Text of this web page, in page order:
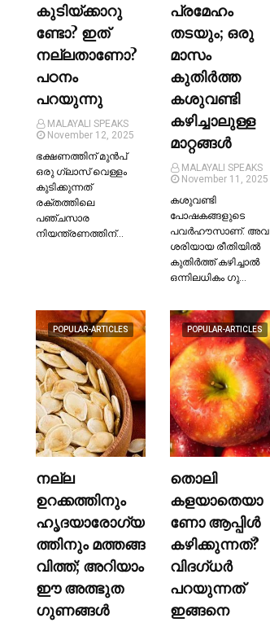
കുടിയ്ക്കാറു
ണ്ടോ? ഇത്
നല്ലതാണോ?
പഠനം
പറയുന്നു
MALAYALI SPEAKS
November 12, 2025
ഭക്ഷണത്തിന് മുന്‍പ്
ഒരു ഗ്ലാസ് വെള്ളം
കുടിക്കുന്നത്
രക്തത്തിലെ
പഞ്ചസാര
നിയന്ത്രണത്തിന്…
പ്രമേഹം
തടയും; ഒരു
മാസം
കുതിര്‍ത്ത
കശുവണ്ടി
കഴിച്ചാലുള്ള
മാറ്റങ്ങള്‍
MALAYALI SPEAKS
November 11, 2025
കശുവണ്ടി
പോഷകങ്ങളുടെ
പവർഹൗസാണ്. അവ
ശരിയായ രീതിയില്‍
കുതിർത്ത് കഴിച്ചാല്‍
ഒന്നിലധികം ഗു…
POPULAR-ARTICLES
നല്ല
ഉറക്കത്തിനും
ഹൃദയാരോഗ്യ
ത്തിനും മത്തങ്ങ
വിത്ത്; അറിയാം
ഈ അത്ഭുത
ഗുണങ്ങള്‍
POPULAR-ARTICLES
തൊലി
കളയാതെയാ
ണോ ആപ്പിള്‍
കഴിക്കുന്നത്?
വിദഗ്ധര്‍
പറയുന്നത്
ഇങ്ങനെ